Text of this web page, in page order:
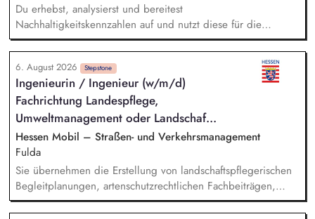
Du erhebst, analysierst und bereitest
Nachhaltigkeitskennzahlen auf und nutzt diese für die
Erstellung sowie kontinuierliche Weiterentwicklung unseres
Nachhaltigkeitsberichts nach anerkannten Berichtsstandards
(z. B. VSME). Bei der Berechnung und Weiterentwicklung
unseres Corporate Carbon Footprints (CCF) unterstützt du
und leitest gemeinsam mit dem Team Maßnahmen zur
Emissionsreduzierung ab. Du entwickelst ökologische
Nachhaltigkeitskennzahlen, Klimaziele und Maßnahmen mit
und unterstützt deren Umsetzung sowie Erfolgskontrolle.
Darüber hinaus unterstützt du das Projektmanagement bei
unseren Projekten im Bereich Windenergie, Photovoltaik,
Batteriespeicher und weiteren Zukunftsthemen der
Energiewirtschaft.
6. August 2026 Stepstone
Ingenieurin / Ingenieur (w/m/d)
Fachrichtung Landespflege,
Umweltmanagement oder Landschaf...
Hessen Mobil – Straßen- und Verkehrsmanagement
Fulda
Sie übernehmen die Erstellung von landschaftspflegerischen
Begleitplanungen, artenschutzrechtlichen Fachbeiträgen,
FFH-Verträglichkeitsprüfungen. Die Vergabe und Steuerung